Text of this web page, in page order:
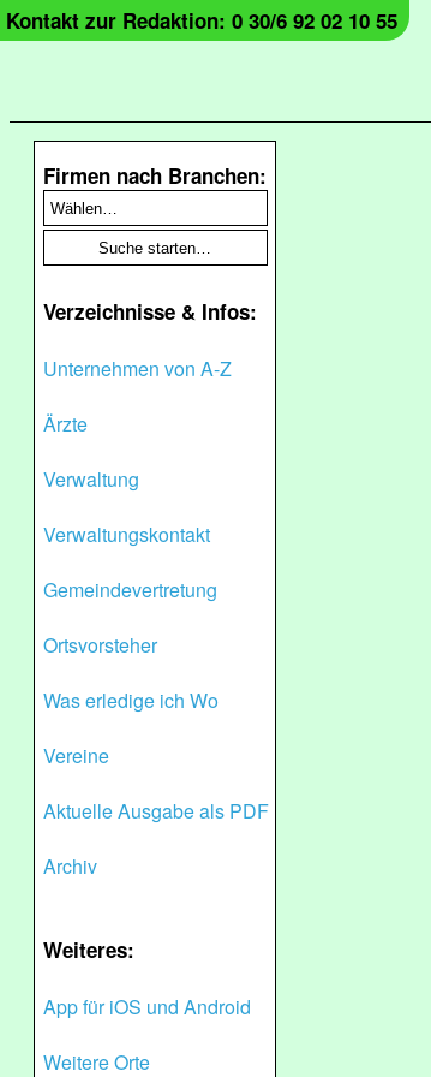
Kontakt zur Redaktion: 0 30/6 92 02 10 55
Firmen nach Branchen:
Verzeichnisse & Infos:
Unternehmen von A-Z
Ärzte
Verwaltung
Verwaltungskontakt
Gemeindevertretung
Ortsvorsteher
Was erledige ich Wo
Vereine
Aktuelle Ausgabe als PDF
Archiv
Weiteres:
App für iOS und Android
Weitere Orte